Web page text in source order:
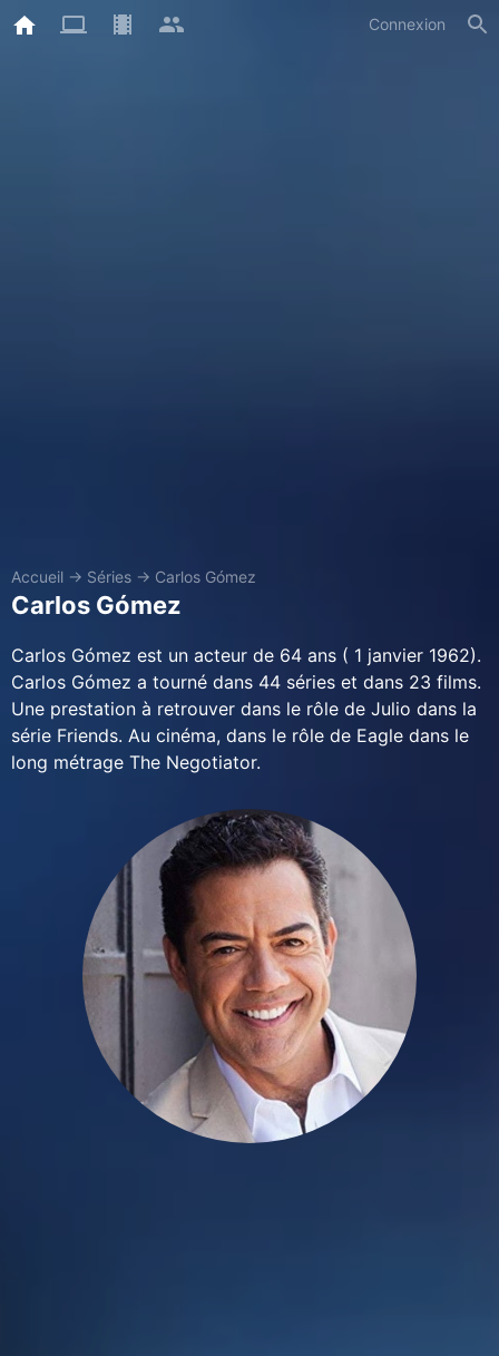
Connexion
Accueil → Séries → Carlos Gómez
Carlos Gómez
Carlos Gómez est un acteur de 64 ans ( 1 janvier 1962).
Carlos Gómez a tourné dans 44 séries et dans 23 films.
Une prestation à retrouver dans le rôle de Julio dans la
série Friends. Au cinéma, dans le rôle de Eagle dans le
long métrage The Negotiator.